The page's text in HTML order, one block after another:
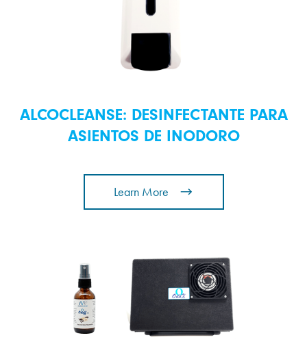
ALCOCLEANSE: DESINFECTANTE PARA
ASIENTOS DE INODORO
Learn More